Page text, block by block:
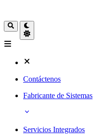
Contáctenos
Fabricante de Sistemas
Servicios Integrados